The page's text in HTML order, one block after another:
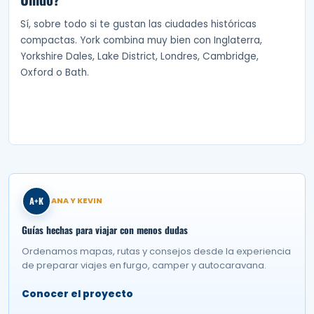
Sí, sobre todo si te gustan las ciudades históricas
compactas. York combina muy bien con Inglaterra,
Yorkshire Dales, Lake District, Londres, Cambridge,
Oxford o Bath.
A+K ANA Y KEVIN
Guías hechas para viajar con menos dudas
Ordenamos mapas, rutas y consejos desde la experiencia
de preparar viajes en furgo, camper y autocaravana.
Conocer el proyecto